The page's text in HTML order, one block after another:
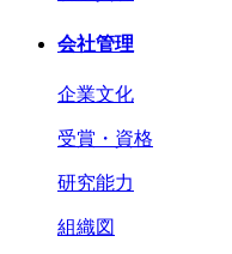
会社管理
企業文化
受賞・資格
研究能力
組織図